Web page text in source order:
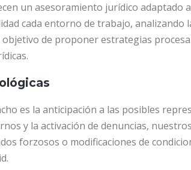
un asesoramiento jurídico adaptado
cada entorno de trabajo, analizando
de proponer estrategias
es la anticipación a las posibles
y la activación de denuncias,
forzosos o modificaciones de